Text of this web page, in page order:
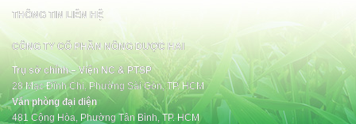
THÔNG TIN LIÊN HỆ
CÔNG TY CỔ PHẦN NÔNG DƯỢC HAI
Trụ sở chính – Viện NC & PTSP
28 Mạc Đĩnh Chi, Phường Sài Gòn, TP. HCM
Văn phòng đại diện
481 Cộng Hòa, Phường Tân Bình, TP. HCM